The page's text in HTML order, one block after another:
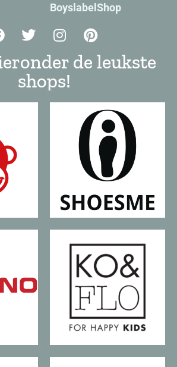
BoyslabelShop
de leukste
shops!